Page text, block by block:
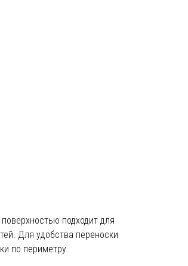
подходит для
Для удобства переноски
по периметру.